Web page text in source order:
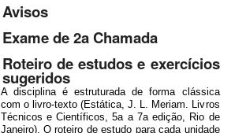
Avisos
Exame de 2a Chamada
Roteiro de estudos e exercícios
sugeridos
A disciplina é estruturada de forma clássica
com o livro-texto (Estática, J. L. Meriam. Livros
Técnicos e Científicos, 5a a 7a edição, Rio de
Janeiro). O roteiro de estudo para cada unidade